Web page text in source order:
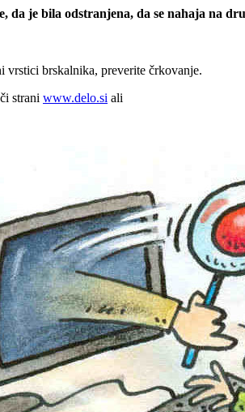
da je bila odstranjena, da se nahaja na
vrstici brskalnika, preverite črkovanje.
strani www.delo.si ali